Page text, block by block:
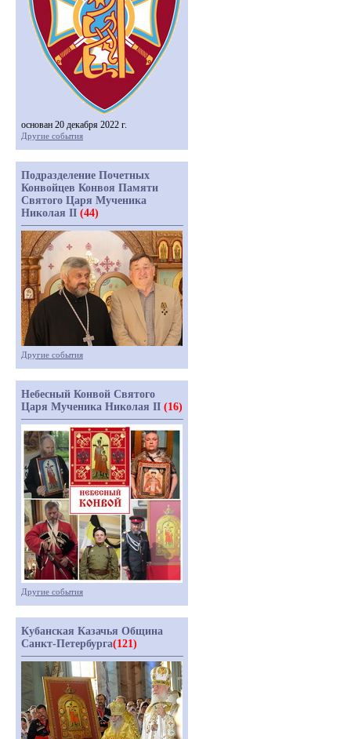
основан 20 декабря 2022 г.
Другие события
Подразделение Почетных
Конвойцев Конвоя Памяти
Святого Царя Мученика
Николая II (44)
Другие события
Небесный Конвой Святого
Царя Мученика Николая II (16)
Другие события
Кубанская Казачья Община
Санкт-Петербурга(121)